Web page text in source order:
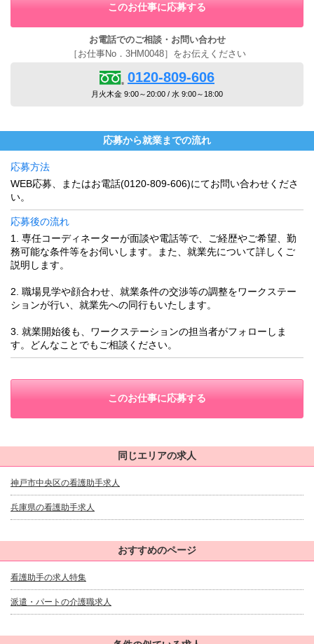
このお仕事に応募する
お電話でのご相談・お問い合わせ
［お仕事No．3HM0048］をお伝えください
0120-809-606
月火木金 9:00～20:00 / 水 9:00～18:00
応募から就業までの流れ
応募方法
WEB応募、またはお電話(0120-809-606)にてお問い合わせくださ
い。
応募後の流れ
1. 専任コーディネーターが面談や電話等で、ご経歴やご希望、勤
務可能な条件等をお伺いします。また、就業先について詳しくご
説明します。
2. 職場見学や顔合わせ、就業条件の交渉等の調整をワークステー
ションが行い、就業先への同行もいたします。
3. 就業開始後も、ワークステーションの担当者がフォローしま
す。どんなことでもご相談ください。
このお仕事に応募する
同じエリアの求人
神戸市中央区の看護助手求人
兵庫県の看護助手求人
おすすめのページ
看護助手の求人特集
派遣・パートの介護職求人